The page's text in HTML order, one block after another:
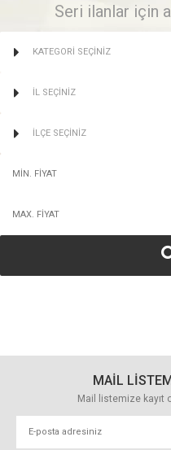
Seri ilanlar için
KATEGORİ SEÇİNİZ
İL SEÇİNİZ
İLÇE SEÇİNİZ
MAİL
Mail listemize kayıt